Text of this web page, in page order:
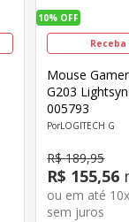
10% OFF
Receba
Mouse
G203
005793
LOGITECH G
R$ 189,95
R$ 155,56
ou em até 10
sem juros